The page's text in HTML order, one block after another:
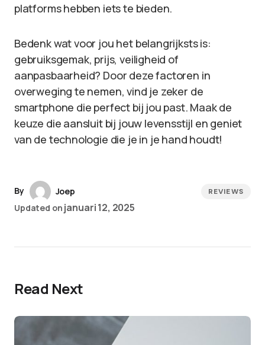
platforms hebben iets te bieden.
Bedenk wat voor jou het belangrijksts is:
gebruiksgemak, prijs, veiligheid of
aanpasbaarheid? Door deze factoren in
overweging te nemen, vind je zeker de
smartphone die perfect bij jou past. Maak de
keuze die aansluit bij jouw levensstijl en geniet
van de technologie die je in je hand houdt!
By
Joep
Updated on januari 12, 2025
REVIEWS
Read Next